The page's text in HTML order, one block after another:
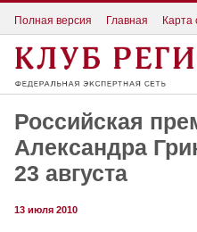
Полная версия Главная Карта
Российская
Александра
23 августа
13 июля 2010